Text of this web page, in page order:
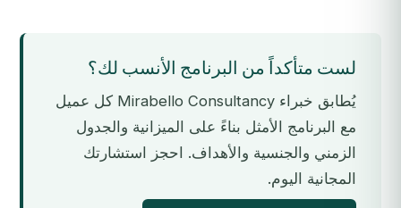
لست متأكداً من البرنامج الأنسب لك؟
يُطابق خبراء Mirabello Consultancy كل عميل
مع البرنامج الأمثل بناءً على الميزانية والجدول
الزمني والجنسية والأهداف. احجز استشارتك
المجانية اليوم.